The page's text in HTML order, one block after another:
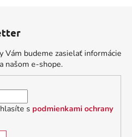
Vám budeme zasielať informácie
našom e-shope.
s podmienkami ochrany